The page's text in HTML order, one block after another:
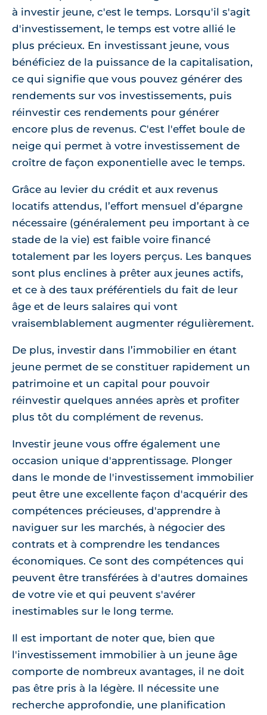
à investir jeune, c'est le temps. Lorsqu'il s'agit
d'investissement, le temps est votre allié le
plus précieux. En investissant jeune, vous
bénéficiez de la puissance de la capitalisation,
ce qui signifie que vous pouvez générer des
rendements sur vos investissements, puis
réinvestir ces rendements pour générer
encore plus de revenus. C'est l'effet boule de
neige qui permet à votre investissement de
croître de façon exponentielle avec le temps.
Grâce au levier du crédit et aux revenus
locatifs attendus, l’effort mensuel d’épargne
nécessaire (généralement peu important à ce
stade de la vie) est faible voire financé
totalement par les loyers perçus. Les banques
sont plus enclines à prêter aux jeunes actifs,
et ce à des taux préférentiels du fait de leur
âge et de leurs salaires qui vont
vraisemblablement augmenter régulièrement.
De plus, investir dans l’immobilier en étant
jeune permet de se constituer rapidement un
patrimoine et un capital pour pouvoir
réinvestir quelques années après et profiter
plus tôt du complément de revenus.
Investir jeune vous offre également une
occasion unique d'apprentissage. Plonger
dans le monde de l'investissement immobilier
peut être une excellente façon d'acquérir des
compétences précieuses, d'apprendre à
naviguer sur les marchés, à négocier des
contrats et à comprendre les tendances
économiques. Ce sont des compétences qui
peuvent être transférées à d'autres domaines
de votre vie et qui peuvent s'avérer
inestimables sur le long terme.
Il est important de noter que, bien que
l'investissement immobilier à un jeune âge
comporte de nombreux avantages, il ne doit
pas être pris à la légère. Il nécessite une
recherche approfondie, une planification